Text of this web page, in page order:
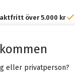
eller privatperson?
över 5.000 kr